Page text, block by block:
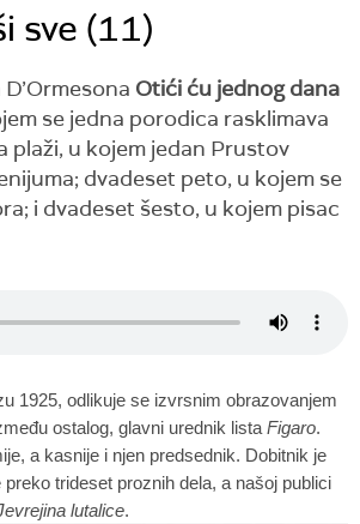
sve (11)
Otići ću jednog dana
se jedna porodica rasklimava
plaži, u kojem jedan Prustov
dvadeset peto, u kojem se
i dvadeset šesto, u kojem pisac
1925, odlikuje se izvrsnim obrazovanjem
ostalog, glavni urednik lista Figaro.
a kasnije i njen predsednik. Dobitnik je
preko trideset proznih dela, a našoj publici
lutalice.